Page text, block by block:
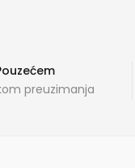
preuzimanja